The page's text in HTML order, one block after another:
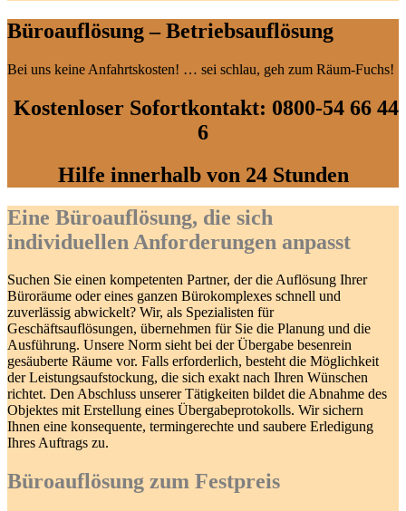
Büroauflösung – Betriebsauflösung
Bei uns keine Anfahrtskosten! … sei schlau, geh zum Räum-Fuchs!
Kostenloser Sofortkontakt: 0800-54 66 44
6
Hilfe innerhalb von 24 Stunden
Eine Büroauflösung, die sich
individuellen Anforderungen anpasst
Suchen Sie einen kompetenten Partner, der die Auflösung Ihrer
Büroräume oder eines ganzen Bürokomplexes schnell und
zuverlässig abwickelt? Wir, als Spezialisten für
Geschäftsauflösungen, übernehmen für Sie die Planung und die
Ausführung. Unsere Norm sieht bei der Übergabe besenrein
gesäuberte Räume vor. Falls erforderlich, besteht die Möglichkeit
der Leistungsaufstockung, die sich exakt nach Ihren Wünschen
richtet. Den Abschluss unserer Tätigkeiten bildet die Abnahme des
Objektes mit Erstellung eines Übergabeprotokolls. Wir sichern
Ihnen eine konsequente, termingerechte und saubere Erledigung
Ihres Auftrags zu.
Büroauflösung zum Festpreis